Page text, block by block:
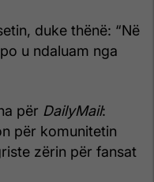
duke thënë: “Në
u ndaluam nga
për DailyMail:
për komunitetin
zërin për fansat